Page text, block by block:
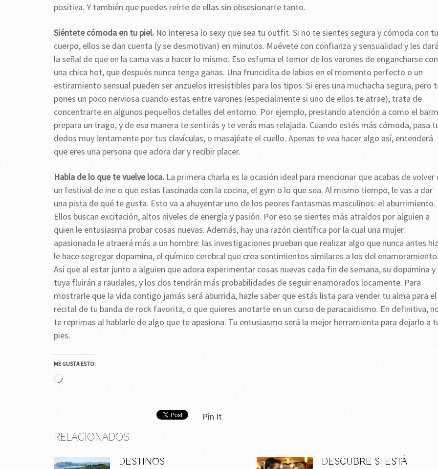
positiva. Y también que puedes reírte de ellas sin obsesionarte tanto.
Siéntete cómoda en tu piel. No interesa lo sexy que sea tu outfit. Si no te sientes segura y cómoda con tu
cuerpo, ellos se dan cuenta (y se desmotivan) en minutos. Muévete con confianza y sensualidad y les
la señal de que en la cama vas a hacer lo mismo. Eso esfuma el temor de los varones de engancharse con
una chica hot, que después nunca tenga ganas. Una fruncidita de labios en el momento perfecto o un
estiramiento sensual pueden ser anzuelos irresistibles para los tipos. Si eres una muchacha segura, pero
pones un poco nerviosa cuando estas entre varones (especialmente si uno de ellos te atrae), trata de
concentrarte en algunos pequeños detalles del entorno. Por ejemplo, prestando atención a como el
prepara un trago, y de esa manera te sentirás y te verás mas relajada. Cuando estés más cómoda, pasa
dedos muy lentamente por tus clavículas, o masajéate el cuello. Apenas te vea hacer algo así, entenderá
que eres una persona que adora dar y recibir placer.
Habla de lo que te vuelve loca. La primera charla es la ocasión ideal para mencionar que acabas de volver
un festival de ine o que estas fascinada con la cocina, el gym o lo que sea. Al mismo tiempo, le vas a dar
una pista de qué te gusta. Esto va a ahuyentar uno de los peores fantasmas masculinos: el aburrimiento.
Ellos buscan excitación, altos niveles de energía y pasión. Por eso se sientes más atraídos por alguien a
quien le entusiasma probar cosas nuevas. Además, hay una razón científica por la cual una mujer
apasionada le atraerá más a un hombre: las investigaciones prueban que realizar algo que nunca antes
le hace segregar dopamina, el químico cerebral que crea sentimientos similares a los del
Así que al estar junto a alguien que adora experimentar cosas nuevas cada fin de semana, su dopamina y
tuya fluirán a raudales, y los dos tendrán más probabilidades de seguir enamorados locamente. Para
mostrarle que la vida contigo jamás será aburrida, hazle saber que estás lista para vender tu alma para el
recital de tu banda de rock favorita, o que quieres anotarte en un curso de paracaidismo. En definitiva,
te reprimas al hablarle de algo que te apasiona. Tu entusiasmo será la mejor herramienta para dejarlo a
pies.
ME GUSTA ESTO:
Cargando...
Pin It
RELACIONADOS
DESTINOS
DESCUBRE SI ESTÁ